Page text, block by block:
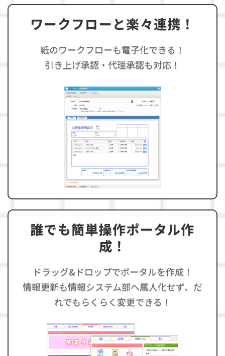
ワークフローと楽々連携！
紙のワークフローも電子化できる！
引き上げ承認・代理承認も対応！
誰でも簡単操作ポータル作
成！
ドラッグ&ドロップでポータルを作成！
情報更新も情報システム部へ属人化せず、だ
れでもらくらく変更できる！